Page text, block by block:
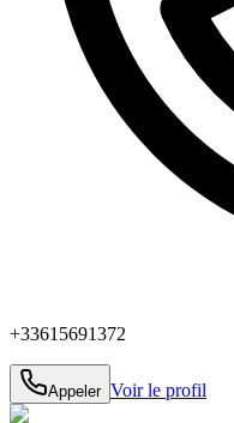
+33615691372
Appeler Voir le profil